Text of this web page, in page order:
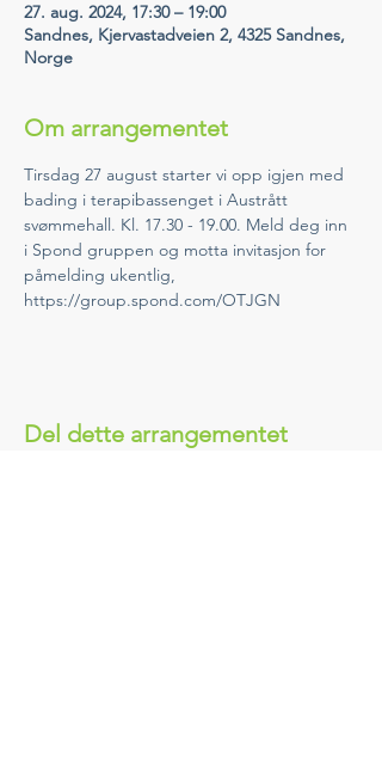
27. aug. 2024, 17:30 – 19:00
Sandnes, Kjervastadveien 2, 4325 Sandnes,
Norge
Om arrangementet
Tirsdag 27 august starter vi opp igjen med
bading i terapibassenget i Austrått
svømmehall. Kl. 17.30 - 19.00. Meld deg inn
i Spond gruppen og motta invitasjon for
påmelding ukentlig,
https://group.spond.com/OTJGN
Del dette arrangementet